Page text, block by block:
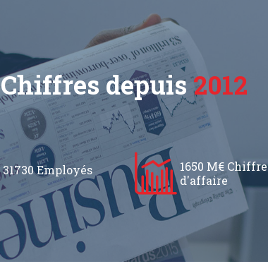
Chiffres depuis2012
31730 Employés
1650 M€ Chiffre
d'affaire